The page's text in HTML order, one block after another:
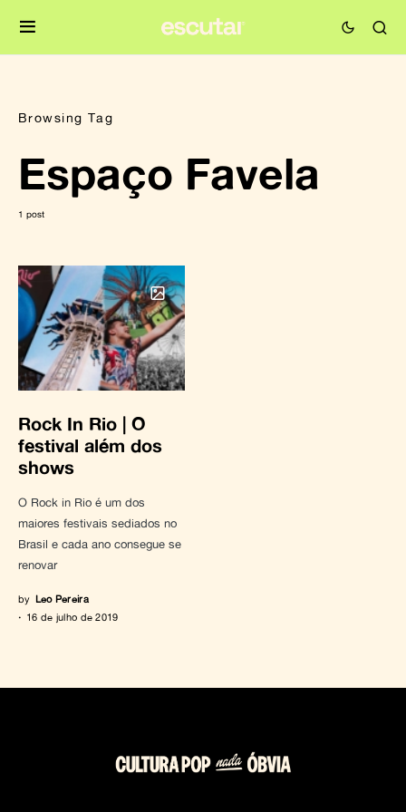
Browsing Tag
Espaço Favela
1 post
Rock In Rio | O
festival além dos
shows
O Rock in Rio é um dos
maiores festivais sediados no
Brasil e cada ano consegue se
renovar
by Leo Pereira
16 de julho de 2019